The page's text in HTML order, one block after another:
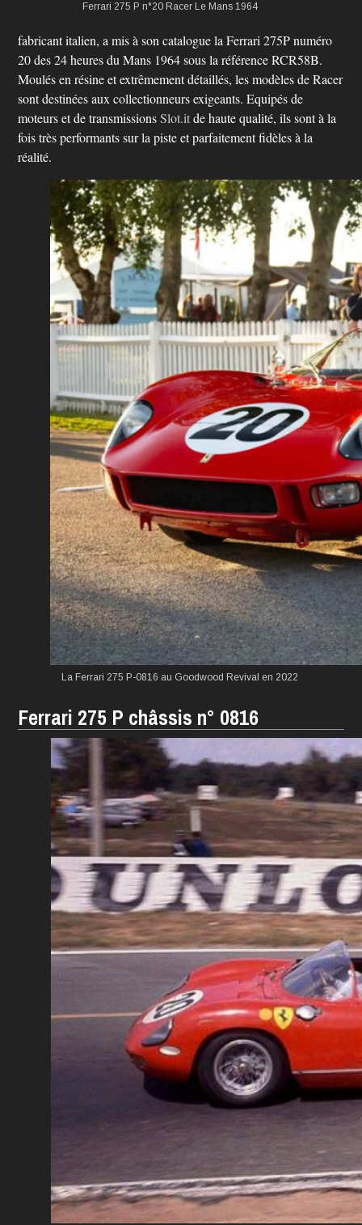
Ferrari 275 P n°20 Racer Le Mans 1964
fabricant italien, a mis à son catalogue la Ferrari 275P numéro
20 des 24 heures du Mans 1964 sous la référence RCR58B.
Moulés en résine et extrêmement détaillés, les modèles de Racer
sont destinées aux collectionneurs exigeants. Equipés de
moteurs et de transmissionsSlot.itde haute qualité, ils sont à la
fois très performants sur la piste et parfaitement fidèles à la
réalité.
La Ferrari 275 P-0816 au Goodwood Revival en 2022
Ferrari 275 P châssis n° 0816